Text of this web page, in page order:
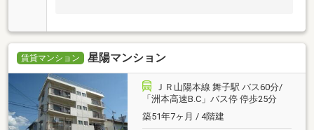
賃貸マンション 星陽マンション
ＪＲ山陽本線 舞子駅 バス60分/
「洲本高速B.C」バス停 停歩25分
築51年7ヶ月 / 4階建